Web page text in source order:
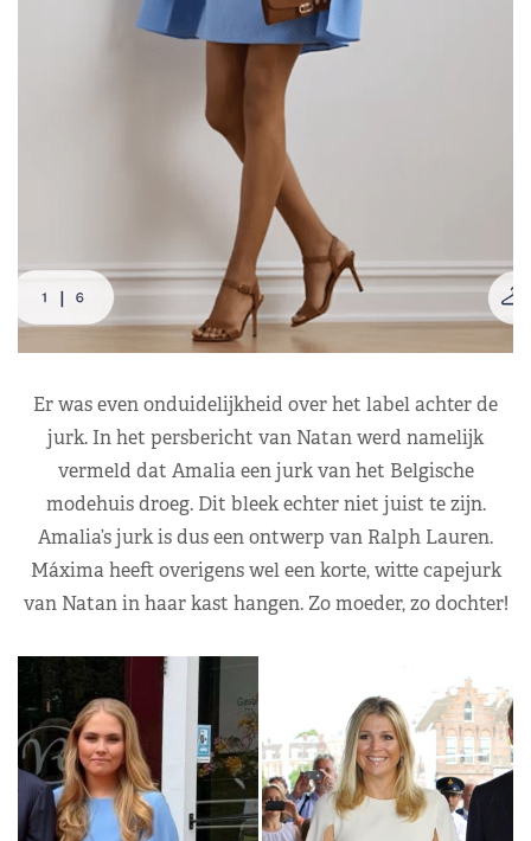
Er was even onduidelijkheid over het label achter de
jurk. In het persbericht van Natan werd namelijk
vermeld dat Amalia een jurk van het Belgische
modehuis droeg. Dit bleek echter niet juist te zijn.
Amalia’s jurk is dus een ontwerp van Ralph Lauren.
Máxima heeft overigens wel een korte, witte capejurk
van Natan in haar kast hangen. Zo moeder, zo dochter!